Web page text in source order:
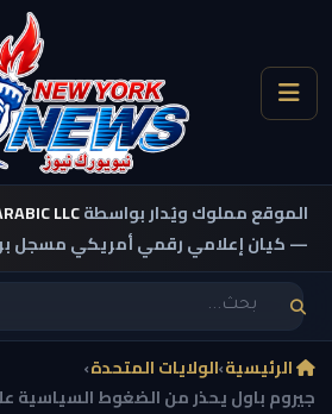
الموقع مملوك ويُدار بواسطةLLC
— كيان إعلامي رقمي أمريكي مسجل
الرئيسية›الولايات المتحدة›
جيروم باول يحذر من الضغوط السياسية